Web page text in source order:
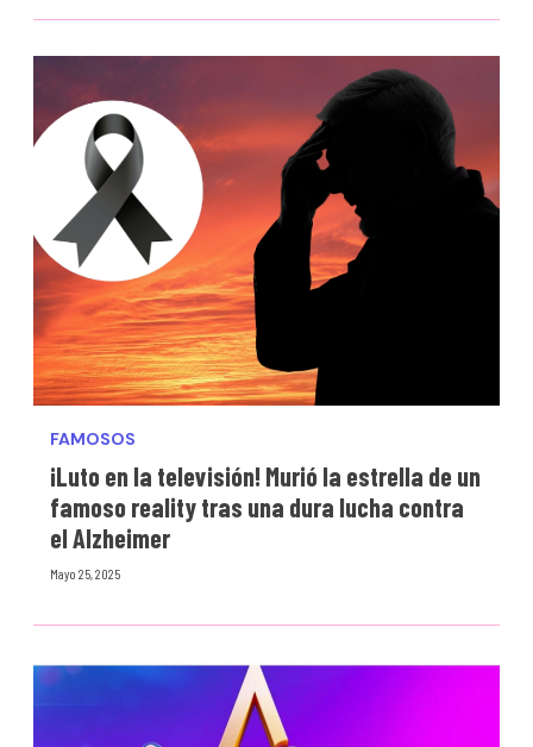
FAMOSOS
¡Luto en la televisión! Murió la estrella de un
famoso reality tras una dura lucha contra
el Alzheimer
Mayo 25, 2025